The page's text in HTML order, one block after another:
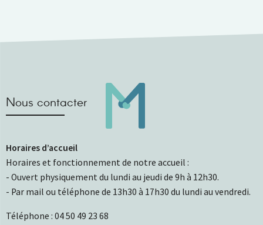
Nous contacter
Horaires d’accueil
Horaires et fonctionnement de notre accueil :
- Ouvert physiquement du lundi au jeudi de 9h à 12h30.
- Par mail ou téléphone de 13h30 à 17h30 du lundi au vendredi.
Téléphone : 04 50 49 23 68